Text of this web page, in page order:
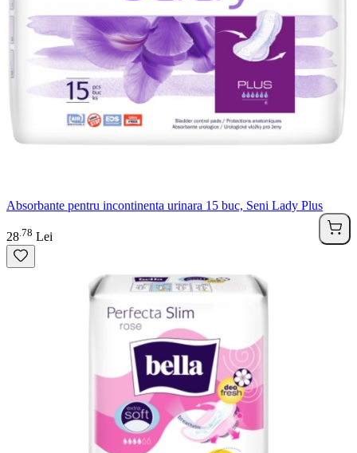
Absorbante pentru incontinenta urinara 15 buc, Seni Lady Plus
28 78 Lei